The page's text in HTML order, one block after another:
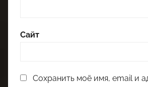
Сайт
Сохранить моё имя, email и